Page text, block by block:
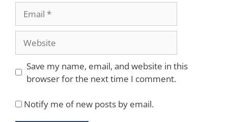
Website
Save my name, email, and website in this
browser for the next time I comment.
Notify me of new posts by email.